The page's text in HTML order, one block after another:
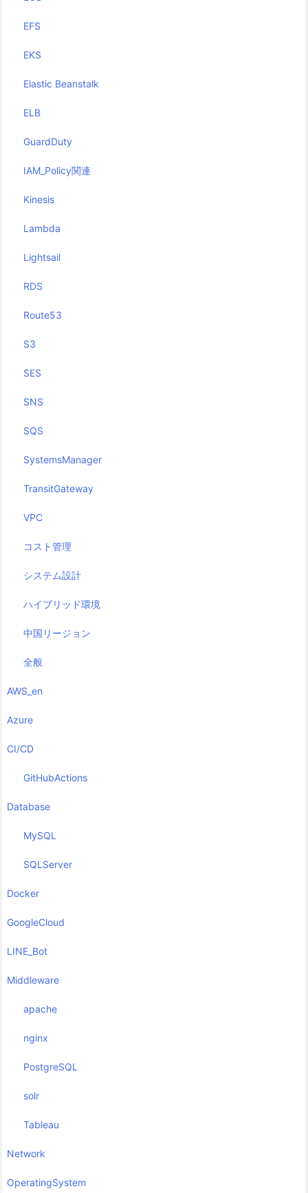
EFS
EKS
Elastic Beanstalk
ELB
GuardDuty
IAM_Policy関連
Kinesis
Lambda
Lightsail
RDS
Route53
S3
SES
SNS
SQS
SystemsManager
TransitGateway
VPC
コスト管理
システム設計
ハイブリッド環境
中国リージョン
全般
AWS_en
Azure
CI/CD
GitHubActions
Database
MySQL
SQLServer
Docker
GoogleCloud
LINE_Bot
Middleware
apache
nginx
PostgreSQL
solr
Tableau
Network
OperatingSystem